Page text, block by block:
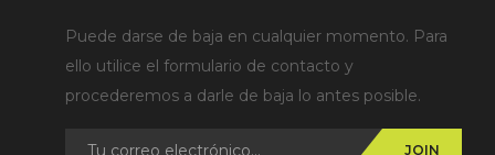
Puede darse de baja en cualquier momento. Para
ello utilice el formulario de contacto y
procederemos a darle de baja lo antes posible.
JOIN